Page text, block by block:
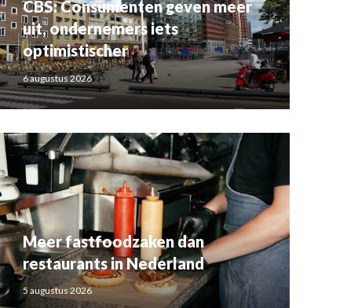
CBS: Consumenten geven meer
uit, ondernemers iets
optimistischer
6 augustus 2026
Meer fastfoodzaken dan
restaurants in Nederland
5 augustus 2026